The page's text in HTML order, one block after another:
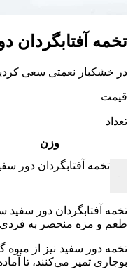
تخمه آفتابگردان
در خشکبار نعمتی سعی
قیمت
تعداد
وزن
-
تخمه آفتابگردان دور
تخمه آفتابگردان دور
طعم و مزه منحصر به فردی
تخمه دور سفید نیز از
بوجاری تمیز می‌کنند، تا